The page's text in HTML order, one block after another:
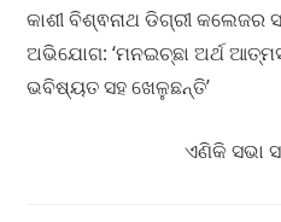
କାଶୀ ବିଶ୍ଵନାଥ ଡିଗ୍ରୀ
ଅଭିଯୋଗ: ‘ମନଇଚ୍ଛା ଅର୍ଥ
ଭବିଷ୍ୟତ ସହ ଖେଳୁଛନ୍ତି’
ଏଣିକି ସଭା